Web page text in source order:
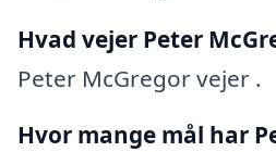
Hvad vejer Peter
Peter McGregor vejer .
Hvor mange mål har